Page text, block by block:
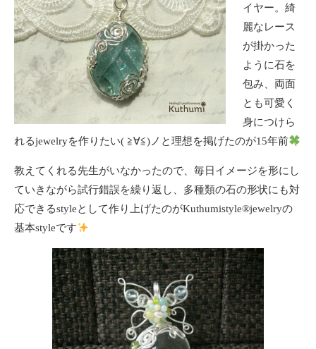
イヤー。綺
麗なレース
が掛かった
ように石を
包み、両面
とも可愛く
身につけら
れるjewelryを作りたい( ≧∀≦)ノと理想を掲げたのが15年前
教えてくれる先生がいなかったので、毎日イメージを形にし
ていきながら試行錯誤を繰り返し、多種類の石の形状にも対
応できるstyleとして作り上げたのがKuthumistyle®️jewelryの
基本styleです